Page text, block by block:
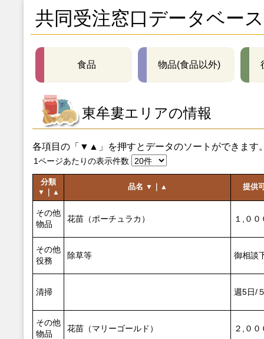
共同受注窓口データベース
食品 物品(食品以外)
東牟婁エリアの情報
各項目の「▼▲」を押すとデータのソートができます
1ページあたりの表示件数
分類
▼ ▲
品名 ▼ ▲ 提供
その他
物品
花苗（ポーチュラカ） １,００
その他
役務
除草等 御相談
清掃 週5日/
その他
物品
花苗（マリーゴールド） ２,００